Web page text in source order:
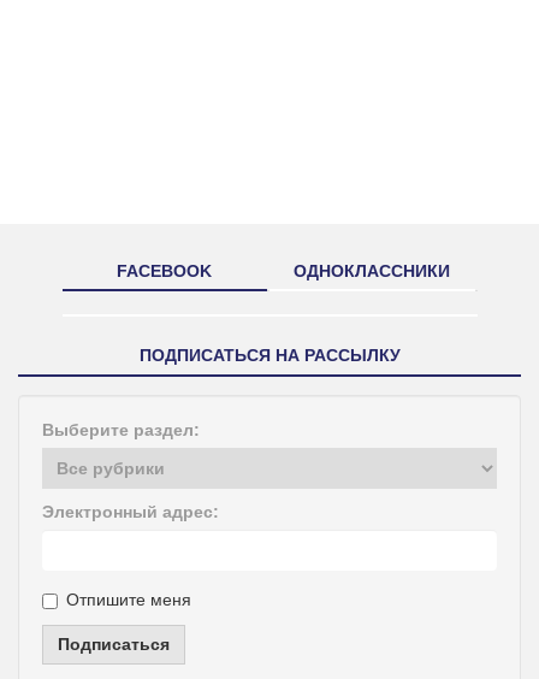
FACEBOOK ОДНОКЛАССНИКИ
ПОДПИСАТЬСЯ НА РАССЫЛКУ
Выберите раздел:
Электронный адрес:
Отпишите меня
Подписаться